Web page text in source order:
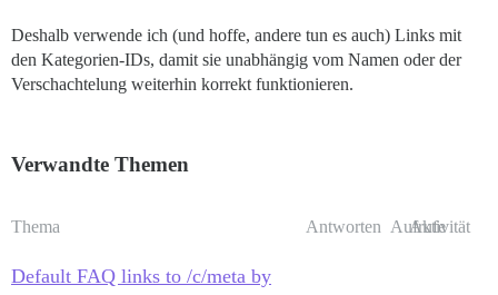
Deshalb verwende ich (und hoffe, andere tun es auch) Links mit
den Kategorien-IDs, damit sie unabhängig vom Namen oder der
Verschachtelung weiterhin korrekt funktionieren.
Verwandte Themen
Thema Antworten Aufrufe
Aktivität
Default FAQ links to /c/meta by